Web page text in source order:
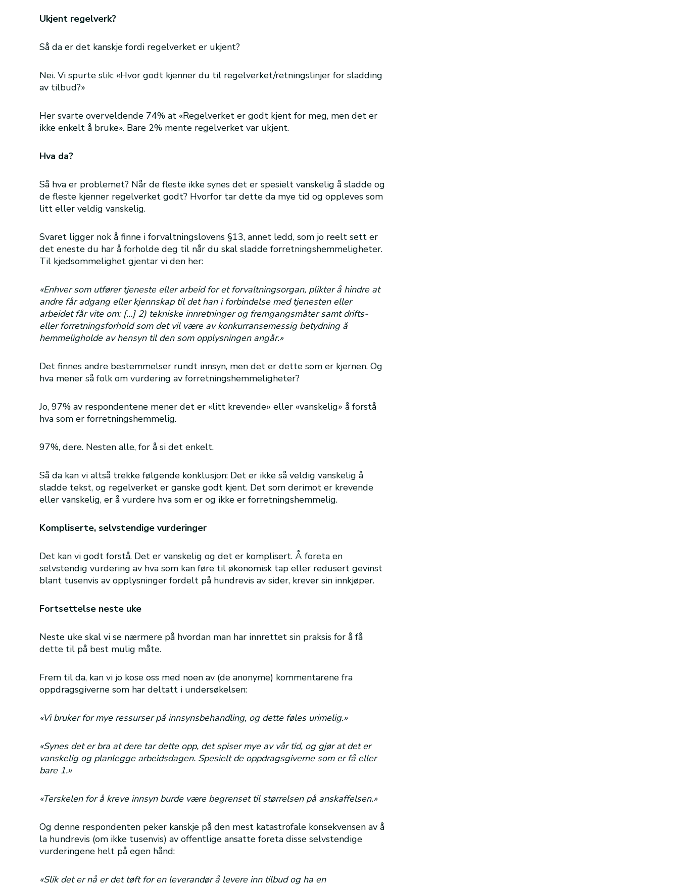
Ukjent regelverk?
Så da er det kanskje fordi regelverket er ukjent?
Nei. Vi spurte slik: «Hvor godt kjenner du til regelverket/retningslinjer for sladding
av tilbud?»
Her svarte overveldende 74% at «Regelverket er godt kjent for meg, men det er
ikke enkelt å bruke». Bare 2% mente regelverket var ukjent.
Hva da?
Så hva er problemet? Når de fleste ikke synes det er spesielt vanskelig å sladde og
de fleste kjenner regelverket godt? Hvorfor tar dette da mye tid og oppleves som
litt eller veldig vanskelig.
Svaret ligger nok å finne i forvaltningslovens §13, annet ledd, som jo reelt sett er
det eneste du har å forholde deg til når du skal sladde forretningshemmeligheter.
Til kjedsommelighet gjentar vi den her:
«Enhver som utfører tjeneste eller arbeid for et forvaltningsorgan, plikter å hindre at
andre får adgang eller kjennskap til det han i forbindelse med tjenesten eller
arbeidet får vite om: […] 2) tekniske innretninger og fremgangsmåter samt drifts-
eller forretningsforhold som det vil være av konkurransemessig betydning å
hemmeligholde av hensyn til den som opplysningen angår.»
Det finnes andre bestemmelser rundt innsyn, men det er dette som er kjernen. Og
hva mener så folk om vurdering av forretningshemmeligheter?
Jo, 97% av respondentene mener det er «litt krevende» eller «vanskelig» å forstå
hva som er forretningshemmelig.
97%, dere. Nesten alle, for å si det enkelt.
Så da kan vi altså trekke følgende konklusjon: Det er ikke så veldig vanskelig å
sladde tekst, og regelverket er ganske godt kjent. Det som derimot er krevende
eller vanskelig, er å vurdere hva som er og ikke er forretningshemmelig.
Kompliserte, selvstendige vurderinger
Det kan vi godt forstå. Det er vanskelig og det er komplisert. Å foreta en
selvstendig vurdering av hva som kan føre til økonomisk tap eller redusert gevinst
blant tusenvis av opplysninger fordelt på hundrevis av sider, krever sin innkjøper.
Fortsettelse neste uke
Neste uke skal vi se nærmere på hvordan man har innrettet sin praksis for å få
dette til på best mulig måte.
Frem til da, kan vi jo kose oss med noen av (de anonyme) kommentarene fra
oppdragsgiverne som har deltatt i undersøkelsen:
«Vi bruker for mye ressurser på innsynsbehandling, og dette føles urimelig.»
«Synes det er bra at dere tar dette opp, det spiser mye av vår tid, og gjør at det er
vanskelig og planlegge arbeidsdagen. Spesielt de oppdragsgiverne som er få eller
bare 1.»
«Terskelen for å kreve innsyn burde være begrenset til størrelsen på anskaffelsen.»
Og denne respondenten peker kanskje på den mest katastrofale konsekvensen av å
la hundrevis (om ikke tusenvis) av offentlige ansatte foreta disse selvstendige
vurderingene helt på egen hånd:
«Slik det er nå er det tøft for en leverandør å levere inn tilbud og ha en